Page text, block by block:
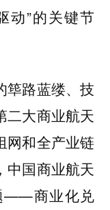
动”的关键节
筚路蓝缕、技
二大商业航天
网和全产业链
中国商业航天
——商业化兑